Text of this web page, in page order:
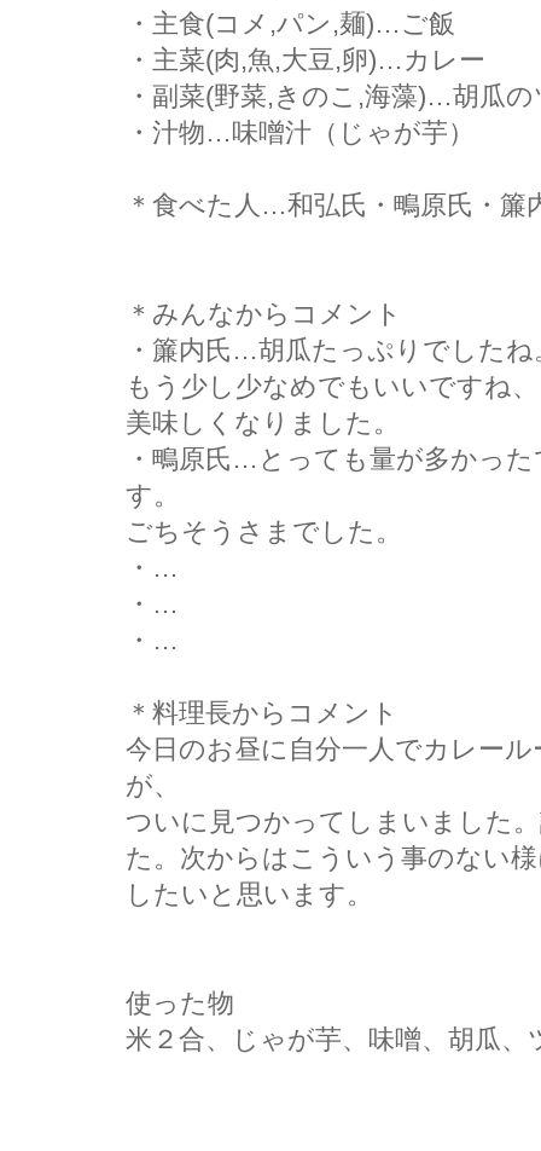
・主食(コメ,パン,麺)…ご飯
・主菜(肉,魚,大豆,卵)…カレー
・副菜(野菜,きのこ,海藻)…胡瓜
・汁物…味噌汁（じゃが芋）
＊食べた人…和弘氏・鴫原氏・簾
＊みんなからコメント
・簾内氏…胡瓜たっぷりでしたね
もう少し少なめでもいいですね
美味しくなりました。
・鴫原氏…とっても量が多かっ
す。
ごちそうさまでした。
・…
・…
・…
＊料理長からコメント
今日のお昼に自分一人でカレー
が、
ついに見つかってしまいました
た。次からはこういう事のない
したいと思います。
使った物
米２合、じゃが芋、味噌、胡瓜